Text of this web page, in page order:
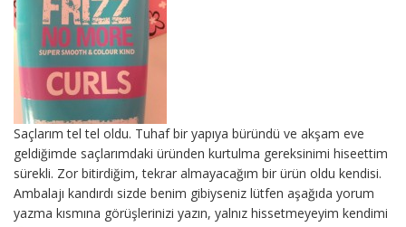
Saçlarım tel tel oldu. Tuhaf bir yapıya büründü ve akşam eve
geldiğimde saçlarımdaki üründen kurtulma gereksinimi hiseettim
sürekli. Zor bitirdiğim, tekrar almayacağım bir ürün oldu kendisi.
Ambalajı kandırdı sizde benim gibiyseniz lütfen aşağıda yorum
yazma kısmına görüşlerinizi yazın, yalnız hissetmeyeyim kendimi